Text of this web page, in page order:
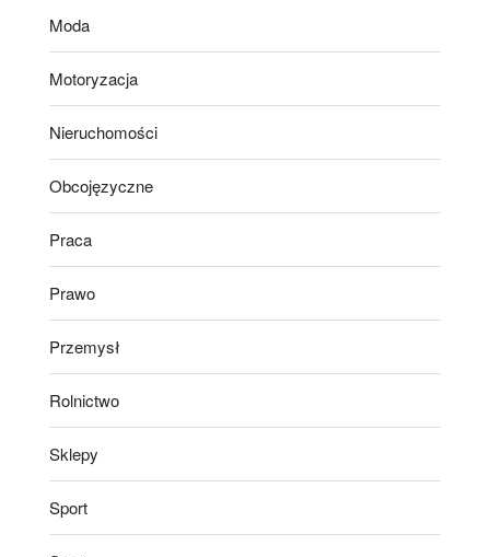
Moda
Motoryzacja
Nieruchomości
Obcojęzyczne
Praca
Prawo
Przemysł
Rolnictwo
Sklepy
Sport